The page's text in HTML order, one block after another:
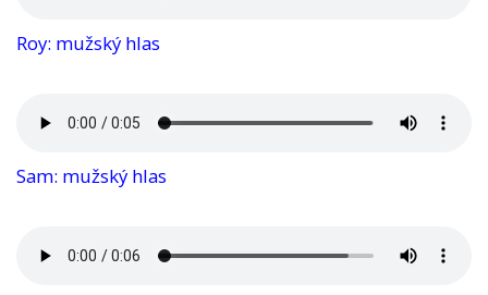
Roy: mužský hlas
Sam: mužský hlas